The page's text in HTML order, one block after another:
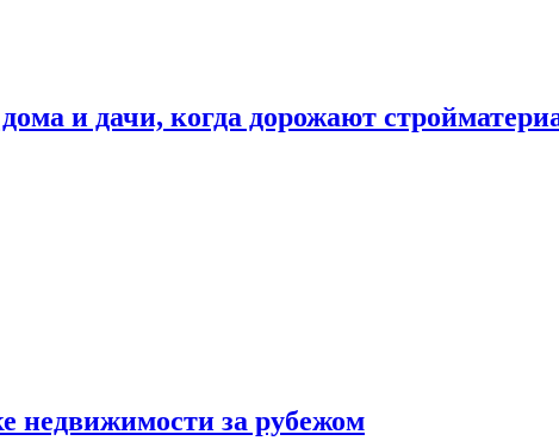
и дачи, когда дорожают
недвижимости за рубежом